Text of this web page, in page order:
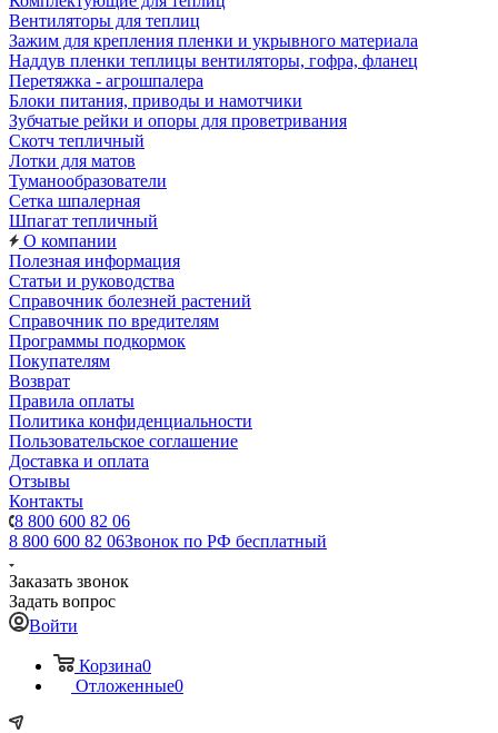
Вентиляторы для теплиц
Зажим для крепления пленки и укрывного материала
Наддув пленки теплицы вентиляторы, гофра, фланец
Перетяжка - агрошпалера
Блоки питания, приводы и намотчики
Зубчатые рейки и опоры для проветривания
Скотч тепличный
Лотки для матов
Туманообразователи
Сетка шпалерная
Шпагат тепличный
О компании
Полезная информация
Статьи и руководства
Справочник болезней растений
Справочник по вредителям
Программы подкормок
Покупателям
Возврат
Правила оплаты
Политика конфиденциальности
Пользовательское соглашение
Доставка и оплата
Отзывы
Контакты
8 800 600 82 06
8 800 600 82 06Звонок по РФ бесплатный
Заказать звонок
Задать вопрос
Войти
Корзина0
Отложенные0